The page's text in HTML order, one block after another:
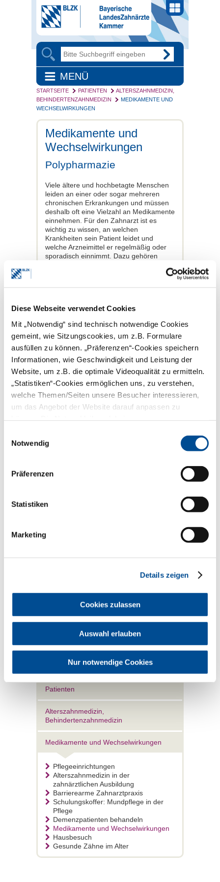
Diese Webseite verwendet Cookies
Mit „Notwendig“ sind technisch notwendige Cookies
gemeint, wie Sitzungscookies, um z.B. Formulare
ausfüllen zu können. „Präferenzen“-Cookies speichern
Informationen, wie Geschwindigkeit und Leistung der
Website, um z.B. die optimale Videoqualität zu ermitteln.
„Statistiken“-Cookies ermöglichen uns, zu verstehen,
welche Themen/Seiten unsere Besucher interessieren,
um das Angebot der Website darauf anpassen zu
Notwendig
Präferenzen
Statistiken
Marketing
Details zeigen
Cookies zulassen
Auswahl erlauben
Nur notwendige Cookies
MENÜ
STARTSEITE PATIENTEN
ALTERSZAHNMEDIZIN,
BEHINDERTENZAHNMEDIZIN
MEDIKAMENTE UND
WECHSELWIRKUNGEN
Medikamente und
Wechselwirkungen
Polypharmazie
Viele ältere und hochbetagte Menschen
leiden an einer oder sogar mehreren
chronischen Erkrankungen und müssen
deshalb oft eine Vielzahl an Medikamente
einnehmen. Für den Zahnarzt ist es
wichtig zu wissen, an welchen
Krankheiten sein Patient leidet und
welche Arzneimittel er regelmäßig oder
sporadisch einnimmt. Dazu gehören
verordnete wurden als auch Arzneien, die
interagieren mit zahnärztlichen
Medikamenten wie Lokalanästhetika,
Risiken einer Polypharmazie bestmöglich
zu minimieren, ist eine sorgfältige
Anamnese entscheidend. Zudem sollte
einMedikamentenplanvorhanden ist.
Hilfsmittel für Zahnärzte
„MIZ – Medikamenten-Info für
MIZ.
Therapiealternativen. Hier finden Sie die
liste.de/documents/priscus-liste.pdf (PDF
Landeszahnärztekammer Baden-
Württemberg ausführlich auf das Thema
Polypharmazie und Multimorbidität
Patienten
Alterszahnmedizin,
Behindertenzahnmedizin
Medikamente und Wechselwirkungen
Pflegeeinrichtungen
Alterszahnmedizin in der
zahnärztlichen Ausbildung
Barrierearme Zahnarztpraxis
Schulungskoffer: Mundpflege in der
Pflege
Demenzpatienten behandeln
Medikamente und Wechselwirkungen
Hausbesuch
Gesunde Zähne im Alter